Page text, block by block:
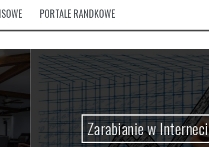
PORTALE RANDKOWE
Zarabianie w Internecie